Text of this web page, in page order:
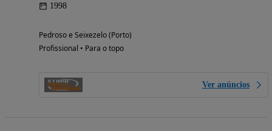
1998
Pedroso e Seixezelo (Porto)
Profissional • Para o topo
Ver anúncios